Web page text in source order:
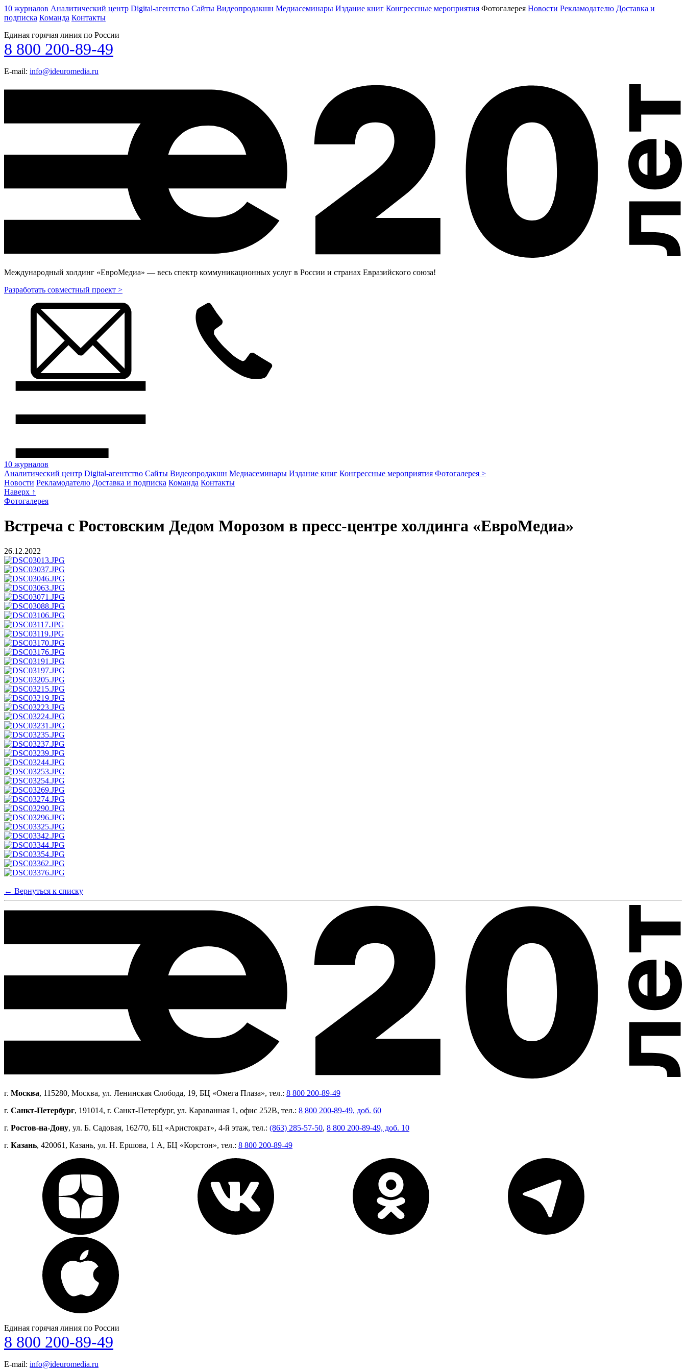
10 журналов Аналитический центр Digital-агентство Сайты Видеопродакшн Медиасеминары Издание книг Конгрессные мероприятия Фотогалерея Новости Рекламодателю Доставка и
подписка Команда Контакты
Единая горячая линия по России
8 800 200-89-49
E-mail: info@ideuromedia.ru
Международный холдинг «ЕвроМедиа» — весь спектр коммуникационных услуг в России и странах Евразийского союза!
Разработать совместный проект >
10 журналов
Аналитический центр Digital-агентство Сайты Видеопродакшн Медиасеминары Издание книг Конгрессные мероприятия Фотогалерея >
Новости Рекламодателю Доставка и подписка Команда Контакты
Наверх ↑
Фотогалерея
Встреча с Ростовским Дедом Морозом в пресс-центре холдинга «ЕвроМедиа»
26.12.2022
← Вернуться к списку
г. Москва, 115280, Москва, ул. Ленинская Слобода, 19, БЦ «Омега Плаза», тел.: 8 800 200-89-49
г. Санкт-Петербург, 191014, г. Санкт-Петербург, ул. Караванная 1, офис 252В, тел.: 8 800 200-89-49, доб. 60
г. Ростов-на-Дону, ул. Б. Садовая, 162/70, БЦ «Аристократ», 4-й этаж, тел.: (863) 285-57-50, 8 800 200-89-49, доб. 10
г. Казань, 420061, Казань, ул. Н. Ершова, 1 А, БЦ «Корстон», тел.: 8 800 200-89-49
Единая горячая линия по России
8 800 200-89-49
E-mail: info@ideuromedia.ru